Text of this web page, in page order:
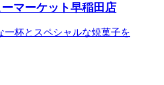
マーケット早稲田店
一杯とスペシャルな焼菓子を